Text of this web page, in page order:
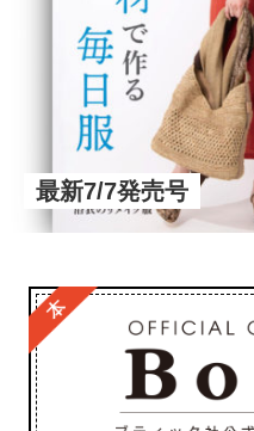
最新7/7発売号